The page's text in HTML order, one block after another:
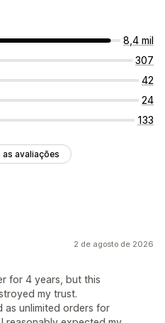
8,4 mil
307
42
24
133
as avaliações
2 de agosto de 2026
for 4 years, but this
my trust.
as unlimited orders for